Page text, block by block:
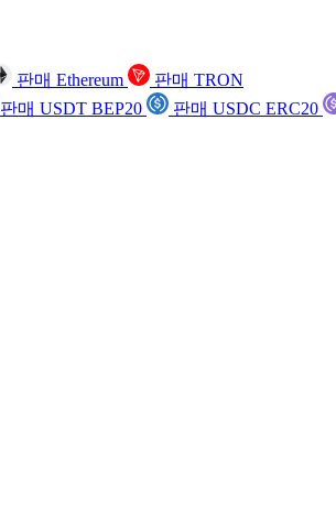
판매 Ethereum
판매 TRON
판매 USDT BEP20 판매 USDC ERC20